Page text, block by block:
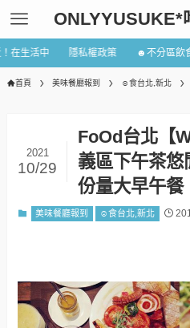
ONLYYUSUKE*
在生活中 隱私權政策 ☻不分區飲
首頁 美味餐廳報到 ☺食台北,新北
FoOd台北【
義區下午茶悠
份量大早午餐
2021
10/29
美味餐廳報到 ☺食台北,新北